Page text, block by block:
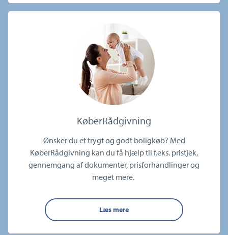
KøberRådgivning
Ønsker du et trygt og godt boligkøb? Med
KøberRådgivning kan du få hjælp til f.eks. pristjek,
gennemgang af dokumenter, prisforhandlinger og
meget mere.
Læs mere